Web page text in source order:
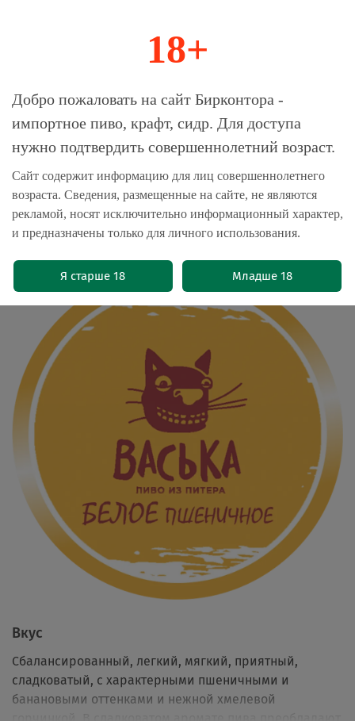
Магазин-Склад импортного пива, крафта и
Главная Бренды Пиво Василеостровское
Пиво Васька Белое Пшеничное /
Vaska Beloe Pshenichnoe 30л - кег
Вкус
Сбалансированный, легкий, мягкий, приятный,
сладковатый, с характерными пшеничными и
банановыми оттенками и нежной хмелевой
18+
Добро пожаловать на сайт Бирконтора -
импортное пиво, крафт, сидр. Для доступа
нужно подтвердить совершеннолетний возраст.
Сайт содержит информацию для лиц совершеннолетнего
возраста. Сведения, размещенные на сайте, не являются
рекламой, носят исключительно информационный характер,
и предназначены только для личного использования.
Я старше 18 Младше 18